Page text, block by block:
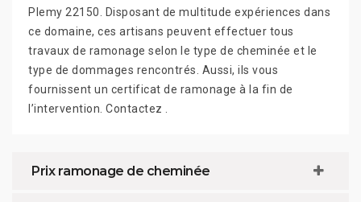
Plemy 22150. Disposant de multitude expériences dans
ce domaine, ces artisans peuvent effectuer tous
travaux de ramonage selon le type de cheminée et le
type de dommages rencontrés. Aussi, ils vous
fournissent un certificat de ramonage à la fin de
l’intervention. Contactez .
Prix ramonage de cheminée